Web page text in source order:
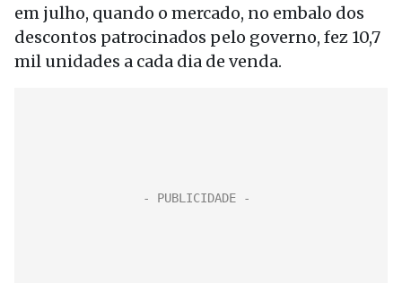
em julho, quando o mercado, no embalo dos
descontos patrocinados pelo governo, fez 10,7
mil unidades a cada dia de venda.